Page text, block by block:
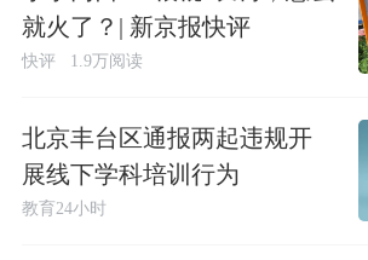
就火了？| 新京报快评
快评 1.9万阅读
北京丰台区通报两起违规开
展线下学科培训行为
教育24小时